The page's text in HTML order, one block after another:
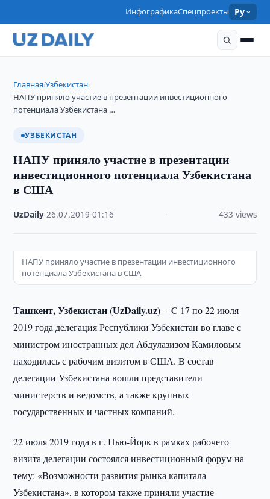
ИнфографикаСпецпроекты Ру
Главная›Узбекистан›
НАПУ приняло участие в презентации инвестиционного
потенциала Узбекистана …
УЗБЕКИСТАН
НАПУ приняло участие в презентации
инвестиционного потенциала Узбекистана
в США
UzDaily ·26.07.2019 ·01:16 433 views
НАПУ приняло участие в презентации инвестиционного
потенциала Узбекистана в США
Ташкент, Узбекистан (UzDaily.uz)-- C 17 по 22 июля
2019 года делегация Республики Узбекистан во главе с
министром иностранных дел Абдулазизом Камиловым
находилась с рабочим визитом в США. В состав
делегации Узбекистана вошли представители
министерств и ведомств, а также крупных
государственных и частных компаний.
22 июля 2019 года в г. Нью-Йорк в рамках рабочего
визита делегации состоялся инвестиционный форум на
тему: «Возможности развития рынка капитала
Узбекистана», в котором также приняли участие